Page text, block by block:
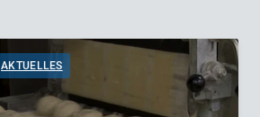
AKTUELLES